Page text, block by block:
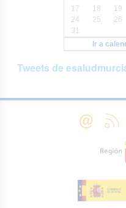
17
18 19
24
25 26
31
Ir a
Tweets de